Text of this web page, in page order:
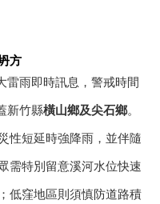
方
雷雨即時訊息，警戒時間
新竹縣橫山鄉及尖石鄉。
性短延時強降雨，並伴隨
需特別留意溪河水位快速
低窪地區則須慎防道路積